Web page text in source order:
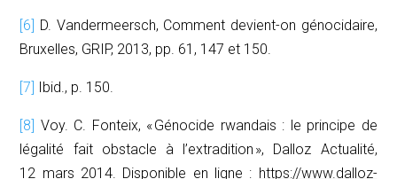
[6] D. Vandermeersch, Comment devient-on génocidaire,
Bruxelles, GRIP, 2013, pp. 61, 147 et 150.
[7] Ibid., p. 150.
[8]
Voy. C. Fonteix, « Génocide rwandais : le principe de
légalité fait obstacle à l’extradition », Dalloz Actualité,
12 mars 2014. Disponible en ligne : https://www.dalloz-